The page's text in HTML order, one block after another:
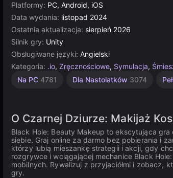
Platformy: PC, Android, iOS
Data wydania: listopad 2024
Ostatnia aktualizacja: sierpień 2026
Silnik gry: Unity
Obsługiwane języki: Angielski
Kategoria: .io, Zręcznościowe, Symulacja,
Na PC 4781 Dla Nastolatków 3074
Zbieranie
Zręcznościowe
Komputerowe
Jednoosobowe
Indie
Jedzenie
Przyrostowe
Strategiczne
Proste
Dla
Multiplayer
Unity
O Czarnej Dziurze: Makijaż
Black Hole: Beauty Makeup to ekscytująca
siebie. Graj online za darmo bez pobierania i
którzy lubią mieszankę strategii i akcji, gdy
rozgrywce i wciągającej mechanice Black
mobilnych. Rywalizuj z przyjaciółmi i zobacz,
gry.